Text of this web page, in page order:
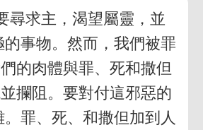
尋求主，渴望屬靈，並
的事物。然而，我們被罪
的肉體與罪、死和撒但
攔阻。要對付這邪惡的
罪、死、和撒但加到人